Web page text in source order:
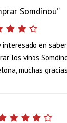
Somdinou
interesado en
los vinos
muchas